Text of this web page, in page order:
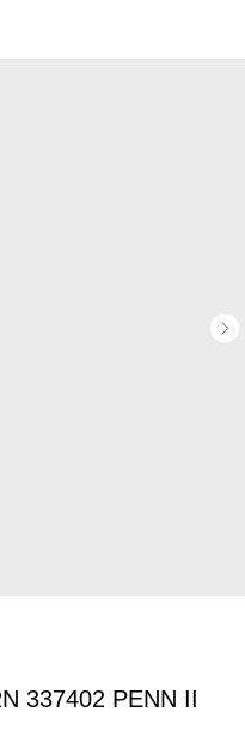
337402 PENN II